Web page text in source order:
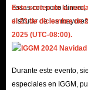
posible.
¿Por qué debo
Esta información es
propósito; están tan
¿Qué pasa si los
cosas con poco
disfrutar de los
Este sorteo de la
el 23 de diciembre de
2025 (UTC-08:00).
Durante este evento,
especiales en IGGM,